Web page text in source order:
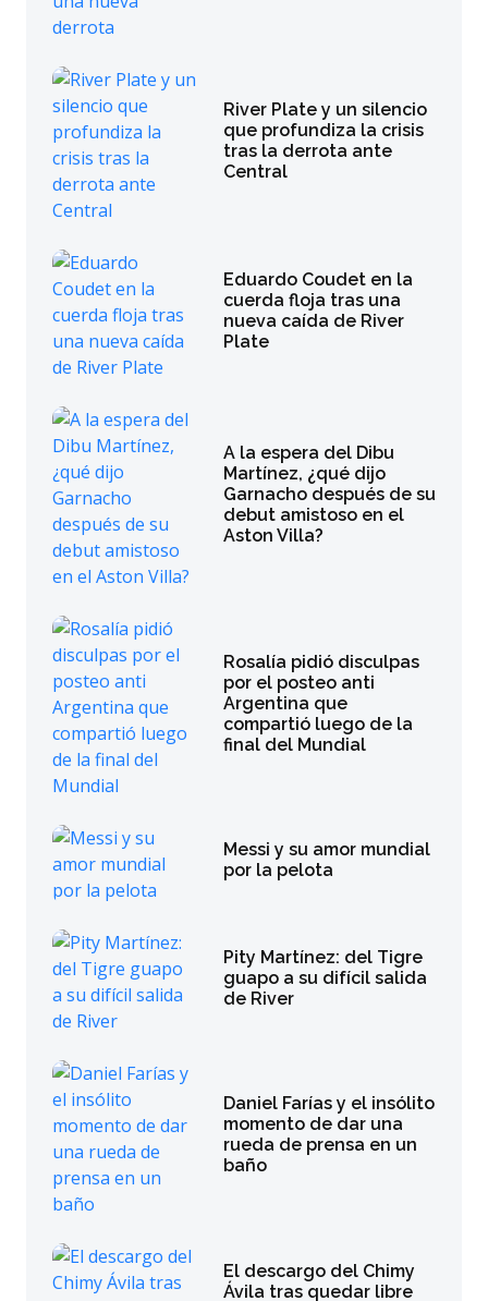
River Plate y un silencio
que profundiza la crisis
tras la derrota ante
Central
Eduardo Coudet en la
cuerda floja tras una
nueva caída de River
Plate
A la espera del Dibu
Martínez, ¿qué dijo
Garnacho después de su
debut amistoso en el
Aston Villa?
Rosalía pidió disculpas
por el posteo anti
Argentina que
compartió luego de la
final del Mundial
Messi y su amor mundial
por la pelota
Pity Martínez: del Tigre
guapo a su difícil salida
de River
Daniel Farías y el insólito
momento de dar una
rueda de prensa en un
baño
El descargo del Chimy
Ávila tras quedar libre